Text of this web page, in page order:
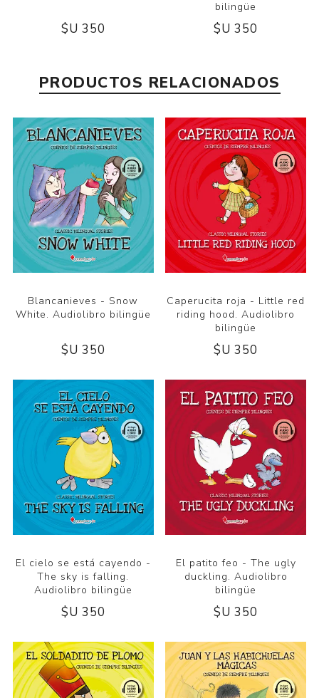
$U 350
bilingüe
$U 350
PRODUCTOS RELACIONADOS
Blancanieves - Snow
White. Audiolibro bilingüe
$U 350
Caperucita roja - Little red
riding hood. Audiolibro
bilingüe
$U 350
El cielo se está cayendo -
The sky is falling.
Audiolibro bilingüe
$U 350
El patito feo - The ugly
duckling. Audiolibro
bilingüe
$U 350